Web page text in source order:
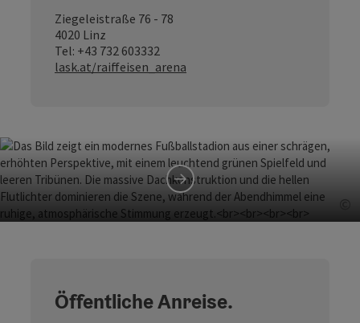
Ziegeleistraße 76 - 78
4020 Linz
Tel: +43 732 603332
lask.at/raiffeisen_arena
Mehr zur Raiffeisen Arena
©
Öffentliche Anreise.